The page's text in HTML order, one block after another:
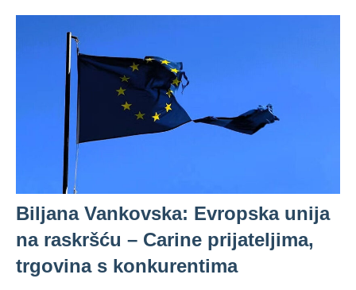
Biljana Vankovska: Evropska unija
na raskršću – Carine prijateljima,
trgovina s konkurentima